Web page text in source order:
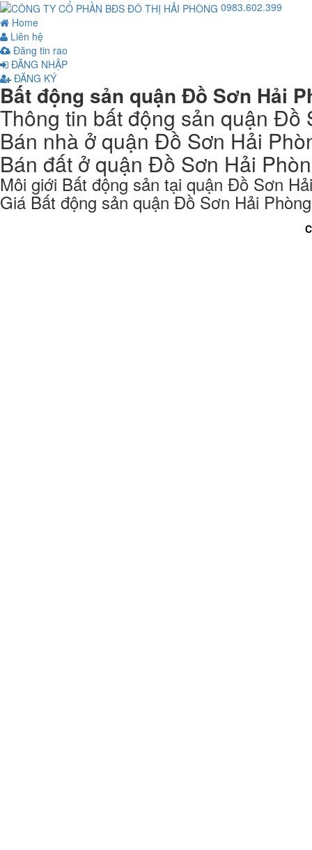
0983.602.399
Home
Liên hệ
Đăng tin rao
ĐĂNG NHẬP
ĐĂNG KÝ
Bất động sản quận Đồ Sơn Hải
Thông tin bất động sản quận Đồ
Bán nhà ở quận Đồ Sơn Hải
Bán đất ở quận Đồ Sơn Hải
Môi giới Bất động sản tại quận Đồ Sơn
Giá Bất động sản quận Đồ Sơn Hải Phòng